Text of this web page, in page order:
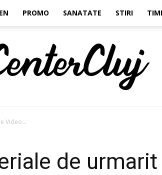
PROMO SANATATE STIRI
Video...
de